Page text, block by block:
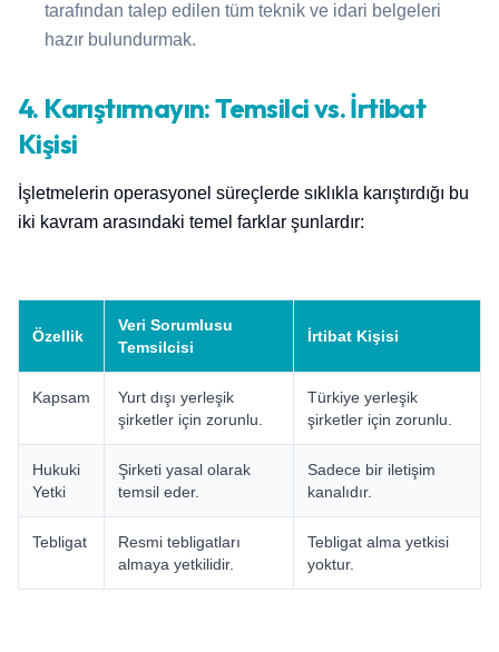
tarafından talep edilen tüm teknik ve idari belgeleri
hazır bulundurmak.
4. Karıştırmayın: Temsilci vs. İrtibat
Kişisi
İşletmelerin operasyonel süreçlerde sıklıkla karıştırdığı bu
iki kavram arasındaki temel farklar şunlardır:
Özellik
Veri Sorumlusu
Temsilcisi
İrtibat Kişisi
Kapsam
Yurt dışı yerleşik
şirketler için zorunlu.
Türkiye yerleşik
şirketler için zorunlu.
Hukuki
Yetki
Şirketi yasal olarak
temsil eder.
Sadece bir iletişim
kanalıdır.
Tebligat
Resmi tebligatları
almaya yetkilidir.
Tebligat alma yetkisi
yoktur.